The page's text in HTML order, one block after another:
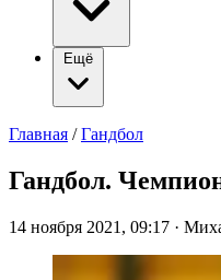
Ещё
Главная / Гандбол
Гандбол.
14 ноября 2021, 09:17 ·